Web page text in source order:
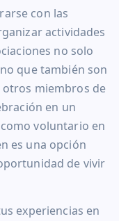
con las
actividades
no solo
que también son
otros miembros de
en un
voluntario en
es una opción
de vivir
experiencias en